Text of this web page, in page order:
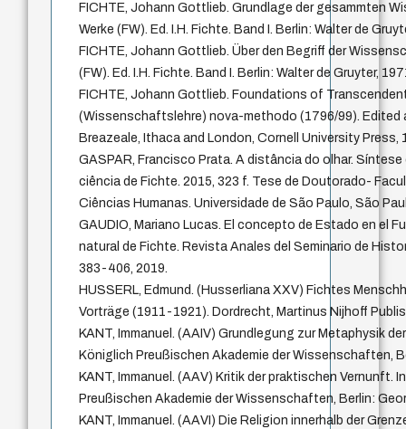
FICHTE, Johann Gottlieb. Grundlage der gesammten
Werke (FW). Ed. I.H. Fichte. Band I. Berlin: Walter de
FICHTE, Johann Gottlieb. Über den Begriff der
(FW). Ed. I.H. Fichte. Band I. Berlin: Walter de Gruyter,
FICHTE, Johann Gottlieb. Foundations of
(Wissenschaftslehre) nova-methodo (1796/99). Edited
Breazeale, Ithaca and London, Cornell University Press,
GASPAR, Francisco Prata. A distância do olhar.
ciência de Fichte. 2015, 323 f. Tese de Doutorado-
Ciências Humanas. Universidade de São Paulo, São
GAUDIO, Mariano Lucas. El concepto de Estado en el
natural de Fichte. Revista Anales del Seminario de
383-406, 2019.
HUSSERL, Edmund. (Husserliana XXV) Fichtes
Vorträge (1911-1921). Dordrecht, Martinus Nijhoff
KANT, Immanuel. (AAIV) Grundlegung zur Metaphysik
Königlich Preußischen Akademie der Wissenschaften,
KANT, Immanuel. (AAV) Kritik der praktischen Vernunft.
Preußischen Akademie der Wissenschaften, Berlin:
KANT, Immanuel. (AAVI) Die Religion innerhalb der